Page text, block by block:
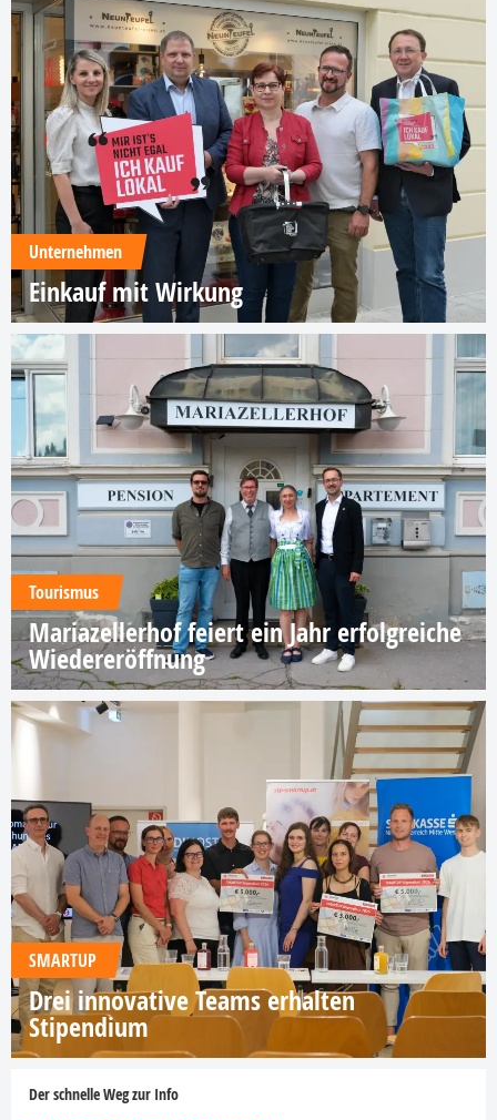
Unternehmen
Einkauf mit Wirkung
Tourismus
Mariazellerhof feiert ein Jahr erfolgreiche
Wiedereröffnung
SMARTUP
Drei innovative Teams erhalten
Stipendium
Der schnelle Weg zur Info